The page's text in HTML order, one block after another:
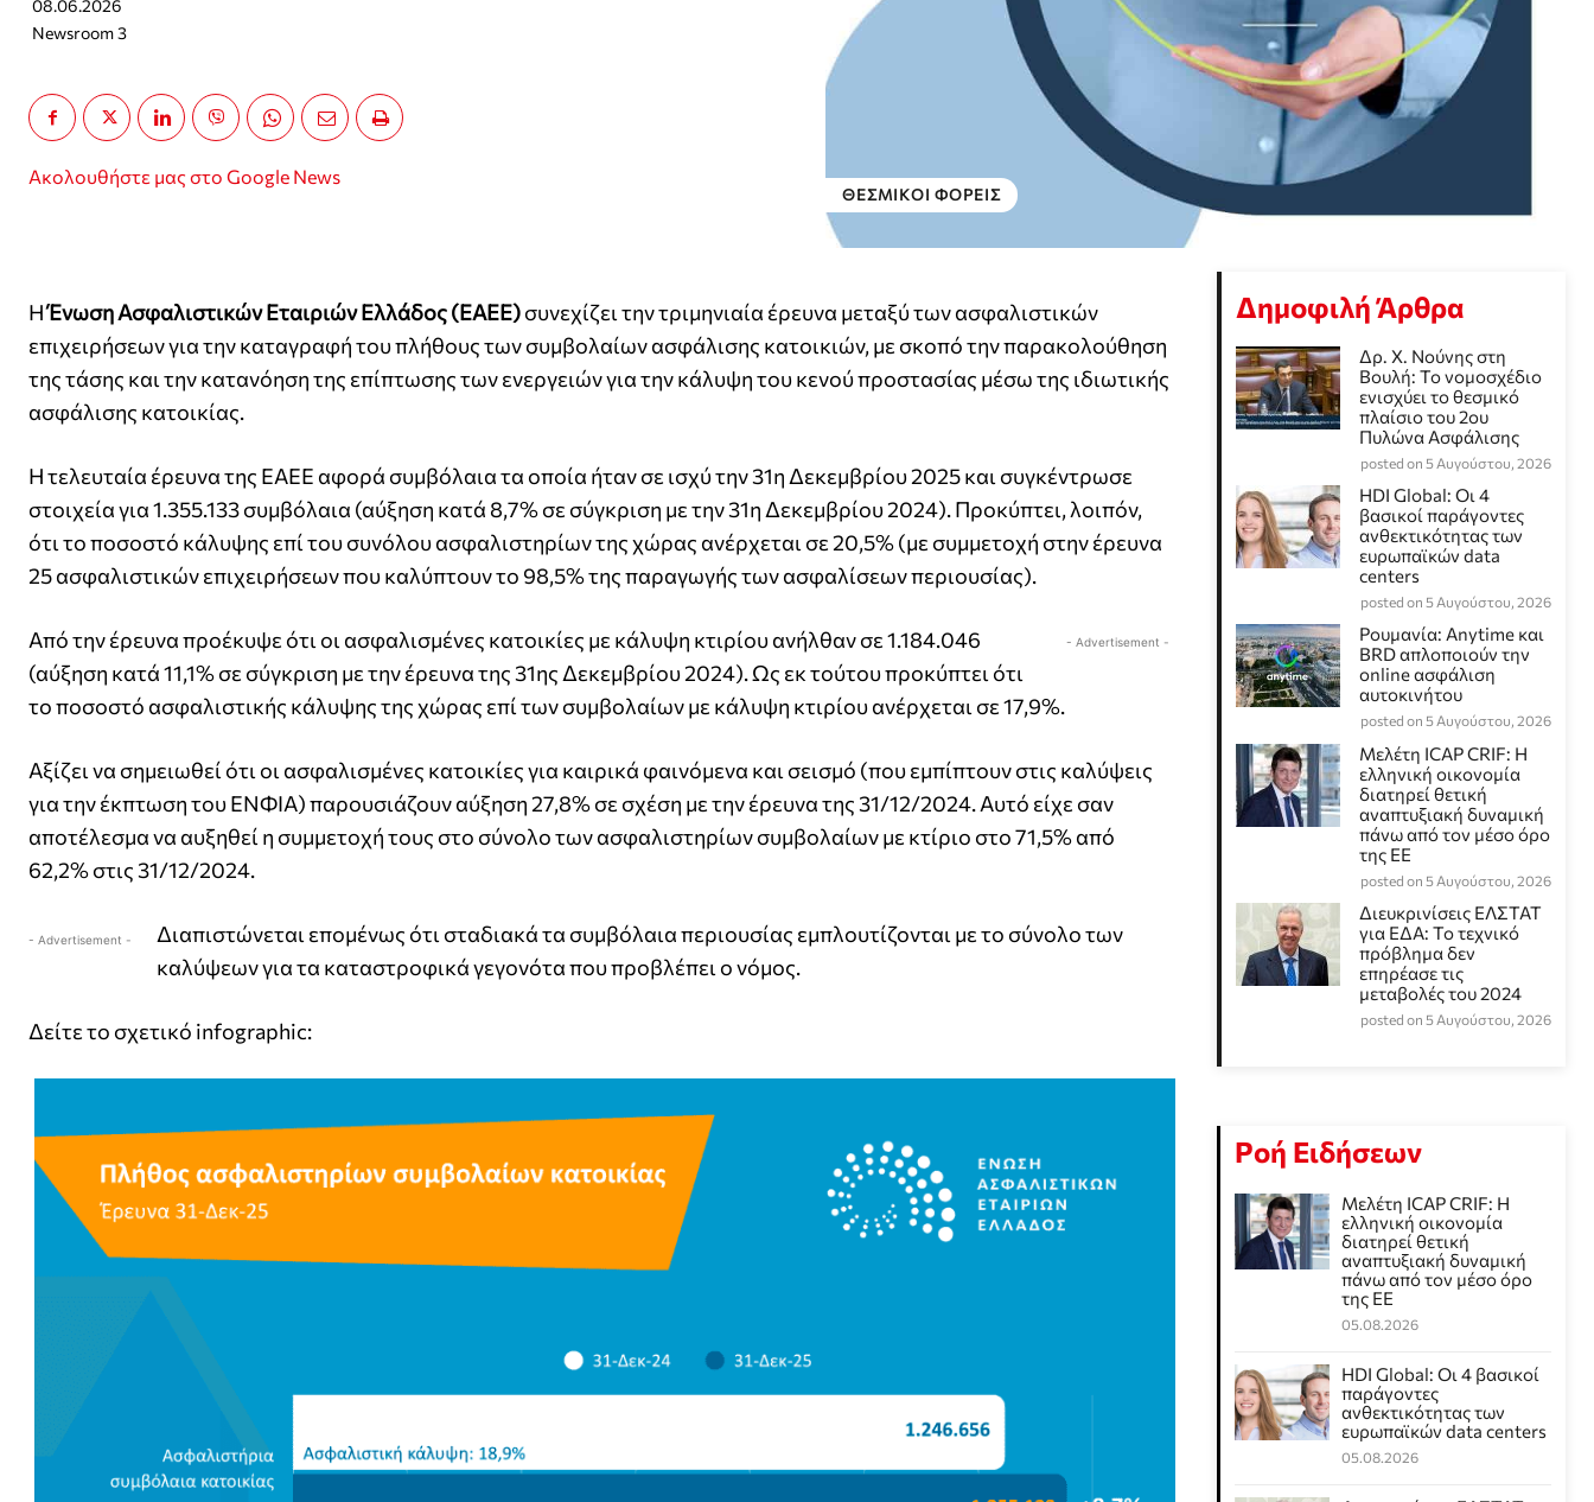
08.06.2026
Newsroom 3
Ακολουθήστε μας στο Google News
ΘΕΣΜΙΚΟΊ ΦΟΡΕΊΣ
ΗΈνωση Ασφαλιστικών Εταιριών Ελλάδος (ΕΑΕΕ)συνεχίζει την τριμηνιαία έρευνα μεταξύ των ασφαλιστικών
επιχειρήσεων για την καταγραφή του πλήθους των συμβολαίων ασφάλισης κατοικιών, με σκοπό την παρακολούθηση
της τάσης και την κατανόηση της επίπτωσης των ενεργειών για την κάλυψη του κενού προστασίας μέσω της ιδιωτικής
ασφάλισης κατοικίας.
Η τελευταία έρευνα της ΕΑΕΕ αφορά συμβόλαια τα οποία ήταν σε ισχύ την 31η Δεκεμβρίου 2025 και συγκέντρωσε
στοιχεία για 1.355.133 συμβόλαια (αύξηση κατά 8,7% σε σύγκριση με την 31η Δεκεμβρίου 2024). Προκύπτει, λοιπόν,
ότι το ποσοστό κάλυψης επί του συνόλου ασφαλιστηρίων της χώρας ανέρχεται σε 20,5% (με συμμετοχή στην έρευνα
25 ασφαλιστικών επιχειρήσεων που καλύπτουν το 98,5% της παραγωγής των ασφαλίσεων περιουσίας).
- Advertisement -
Από την έρευνα προέκυψε ότι οι ασφαλισμένες κατοικίες με κάλυψη κτιρίου ανήλθαν σε 1.184.046
(αύξηση κατά 11,1% σε σύγκριση με την έρευνα της 31ης Δεκεμβρίου 2024). Ως εκ τούτου προκύπτει ότι
το ποσοστό ασφαλιστικής κάλυψης της χώρας επί των συμβολαίων με κάλυψη κτιρίου ανέρχεται σε 17,9%.
Αξίζει να σημειωθεί ότι οι ασφαλισμένες κατοικίες για καιρικά φαινόμενα και σεισμό (που εμπίπτουν στις καλύψεις
για την έκπτωση του ΕΝΦΙΑ) παρουσιάζουν αύξηση 27,8% σε σχέση με την έρευνα της 31/12/2024. Αυτό είχε σαν
αποτέλεσμα να αυξηθεί η συμμετοχή τους στο σύνολο των ασφαλιστηρίων συμβολαίων με κτίριο στο 71,5% από
62,2% στις 31/12/2024.
- Advertisement -
Διαπιστώνεται επομένως ότι σταδιακά τα συμβόλαια περιουσίας εμπλουτίζονται με το σύνολο των
καλύψεων για τα καταστροφικά γεγονότα που προβλέπει ο νόμος.
Δείτε το σχετικό infographic:
Δημοφιλή Άρθρα
Δρ. Χ. Νούνης στη
Βουλή: Το νομοσχέδιο
ενισχύει το θεσμικό
πλαίσιο του 2ου
Πυλώνα Ασφάλισης
posted on 5 Αυγούστου, 2026
HDI Global: Οι 4
βασικοί παράγοντες
ανθεκτικότητας των
ευρωπαϊκών data
centers
posted on 5 Αυγούστου, 2026
Ρουμανία: Anytime και
BRD απλοποιούν την
online ασφάλιση
αυτοκινήτου
posted on 5 Αυγούστου, 2026
Μελέτη ICAP CRIF: Η
ελληνική οικονομία
διατηρεί θετική
αναπτυξιακή δυναμική
πάνω από τον μέσο όρο
της ΕΕ
posted on 5 Αυγούστου, 2026
Διευκρινίσεις ΕΛΣΤΑΤ
για ΕΔΑ: Το τεχνικό
πρόβλημα δεν
επηρέασε τις
μεταβολές του 2024
posted on 5 Αυγούστου, 2026
Ροή Ειδήσεων
Μελέτη ICAP CRIF: Η
ελληνική οικονομία
διατηρεί θετική
αναπτυξιακή δυναμική
πάνω από τον μέσο όρο
της ΕΕ
05.08.2026
HDI Global: Οι 4 βασικοί
παράγοντες
ανθεκτικότητας των
ευρωπαϊκών data centers
05.08.2026